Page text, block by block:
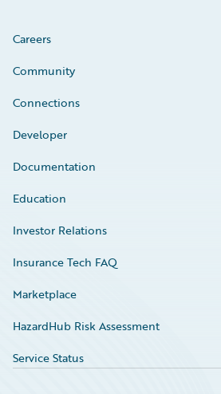
Careers
Community
Connections
Developer
Documentation
Education
Investor Relations
Insurance Tech FAQ
Marketplace
HazardHub Risk Assessment
Service Status